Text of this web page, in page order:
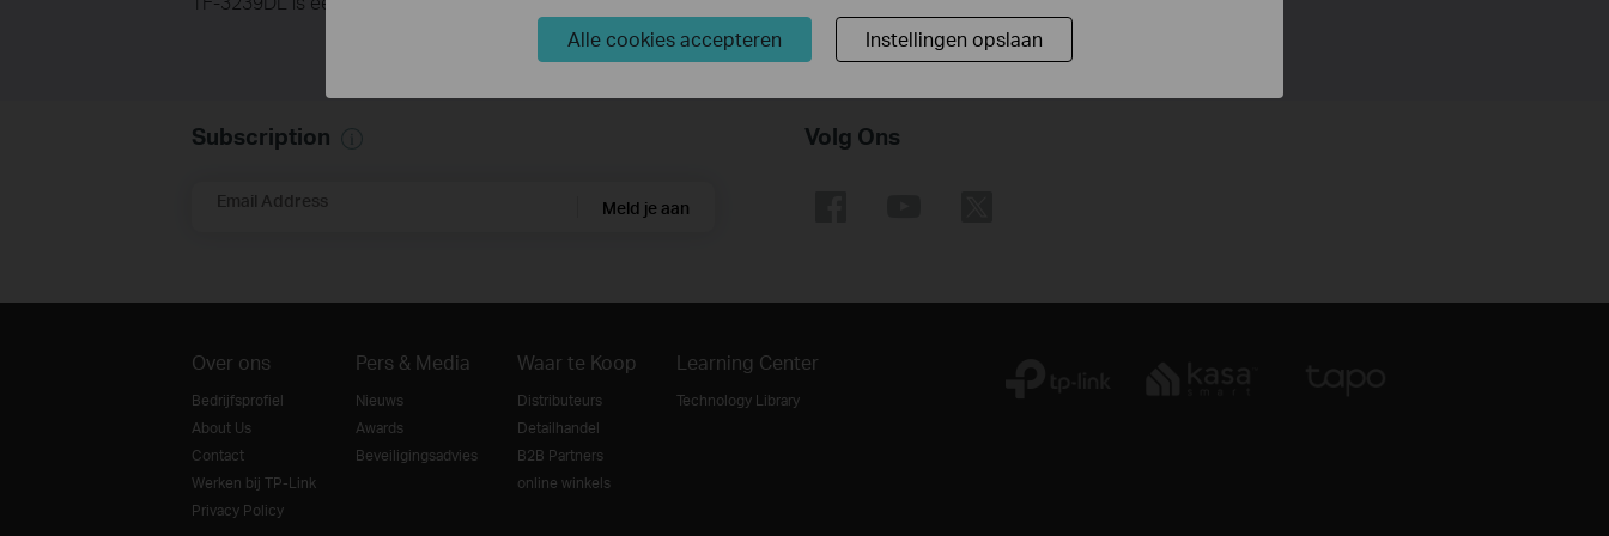
Subscription
Email Address Meld je aan
Volg Ons
Over ons
Bedrijfsprofiel
About Us
Contact
Werken bij TP-Link
Privacy Policy
Pers & Media
Nieuws
Awards
Beveiligingsadvies
Waar te Koop
Distributeurs
Detailhandel
B2B Partners
online winkels
Learning Center
Technology Library
Alle cookies accepteren Instellingen opslaan